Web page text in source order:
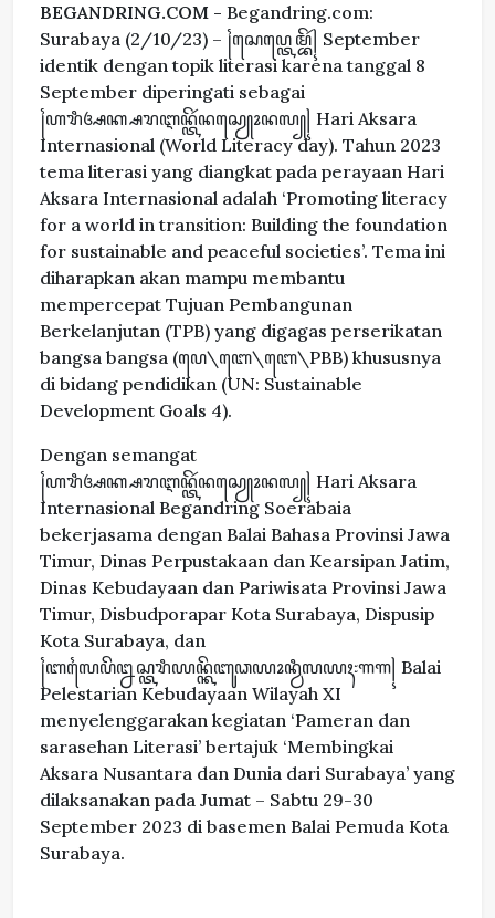
BEGANDRING.COM - Begandring.com:
Surabaya (2/10/23) – ꧌ꦱꦺꦥ꧀ꦠꦺꦩ꧀ꦧꦼꦂ꧍ September
identik dengan topik literasi karena tanggal 8
September diperingati sebagai
꧌ꦲꦫꦶꦄꦏ꧀ꦱꦫꦆꦤ꧀ꦠꦼꦂꦤꦱꦾꦺꦴꦤꦭ꧀꧍ Hari Aksara
Internasional (World Literacy day). Tahun 2023
tema literasi yang diangkat pada perayaan Hari
Aksara Internasional adalah ‘Promoting literacy
for a world in transition: Building the foundation
for sustainable and peaceful societies’. Tema ini
diharapkan akan mampu membantu
mempercepat Tujuan Pembangunan
Berkelanjutan (TPB) yang digagas perserikatan
bangsa bangsa (ꦥꦺ\ꦧꦺ\ꦧꦺ\PBB) khususnya
di bidang pendidikan (UN: Sustainable
Development Goals 4).
Dengan semangat
꧌ꦲꦫꦶꦄꦏ꧀ꦱꦫꦆꦤ꧀ꦠꦼꦂꦤꦱꦾꦺꦴꦤꦭ꧀꧍ Hari Aksara
Internasional Begandring Soerabaia
bekerjasama dengan Balai Bahasa Provinsi Jawa
Timur, Dinas Perpustakaan dan Kearsipan Jatim,
Dinas Kebudayaan dan Pariwisata Provinsi Jawa
Timur, Disbudporapar Kota Surabaya, Dispusip
Kota Surabaya, dan
꧌ꦧꦭꦻꦥꦼꦊꦱ꧀ꦠꦫꦶꦪꦤ꧀ꦏꦼꦧꦸꦣꦪꦴꦤ꧀ꦮꦶꦭꦪꦃ꧇꧑꧑꧍ Balai
Pelestarian Kebudayaan Wilayah XI
menyelenggarakan kegiatan ‘Pameran dan
sarasehan Literasi’ bertajuk ‘Membingkai
Aksara Nusantara dan Dunia dari Surabaya’ yang
dilaksanakan pada Jumat – Sabtu 29-30
September 2023 di basemen Balai Pemuda Kota
Surabaya.